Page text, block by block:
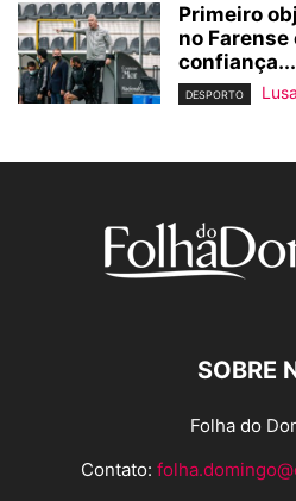
Primeiro
no Farense
confiança...
DESPORTO Lusa
SOBRE
Folha do
Contato: